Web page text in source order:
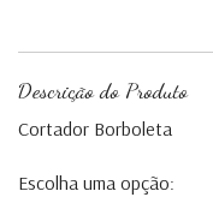
Descrição do Produto
Cortador Borboleta
Escolha uma opção: